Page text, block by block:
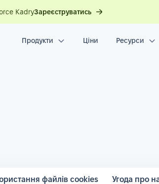
KadryЗареєструватись
Продукти Ціни Ресурси
файлів cookies Угода про